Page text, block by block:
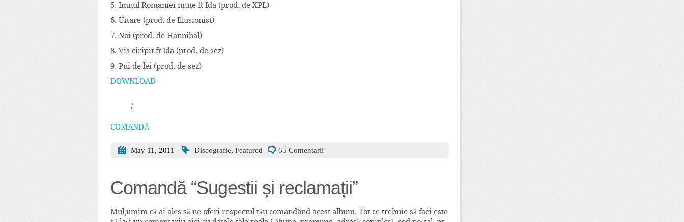
5. Imnul Romaniei mute ft Ida (prod. de XPL)
6. Uitare (prod. de Illusionist)
7. Noi (prod. de Hannibal)
8. Vis ciripit ft Ida (prod. de sez)
9. Pui de lei (prod. de sez)
DOWNLOAD
/
COMANDĂ
May 11, 2011 Discografie, Featured 65 Comentarii
Comandă “Sugestii și reclamații”
Mulţumim că ai ales să ne oferi respectul tău comandând acest album. Tot ce trebuie să faci este